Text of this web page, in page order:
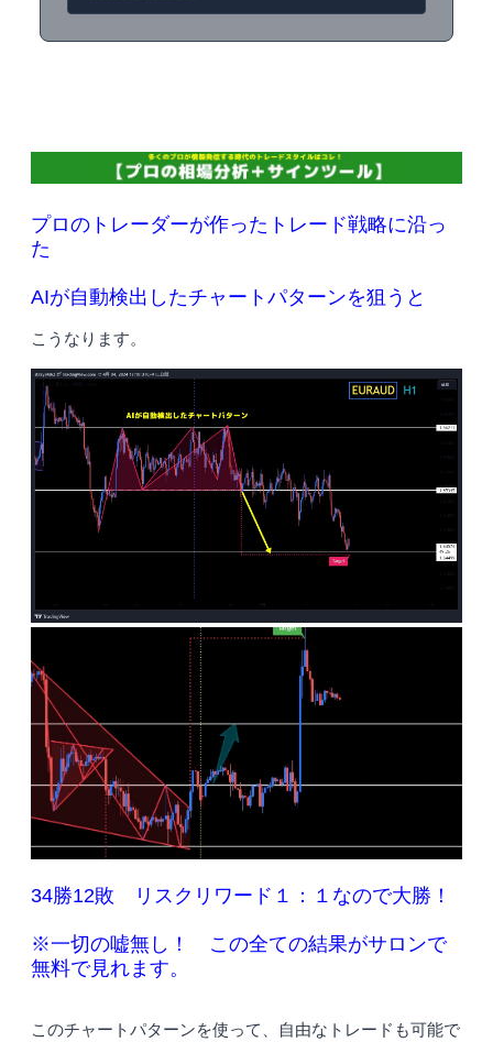
プロのトレーダーが作ったトレード戦略に沿っ
た
AIが自動検出したチャートパターンを狙うと
こうなります。
34勝12敗 リスクリワード１：１なので大勝！
※一切の嘘無し！ この全ての結果がサロンで
無料で見れます。
このチャートパターンを使って、自由なトレードも可能で